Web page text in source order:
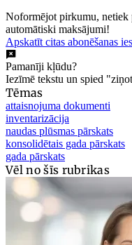
Noformējot pirkumu, netiek
automātiski maksājumi!
Apskatīt citas abonēšanas
Pamanīji kļūdu?
Iezīmē tekstu un spied
Tēmas
attaisnojuma dokumenti
inventarizācija
naudas plūsmas pārskats
konsolidētais gada pārskats
gada pārskats
Vēl no šīs rubrikas